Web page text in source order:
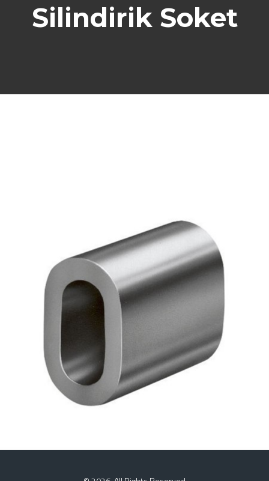
Silindirik Soket
SILINDIRIK SOKET